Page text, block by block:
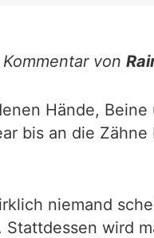
Kommentar von
Hände,
bis an die
niemand
wird